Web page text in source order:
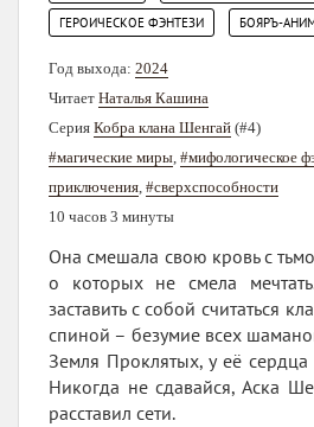
ГЕРОИЧЕСКОЕ ФЭНТЕЗИ БОЯРЪ-
Год выхода: 2024
Читает Наталья Кашина
Серия Кобра клана Шенгай (#4)
#магические миры, #мифологическое
приключения, #сверхспособности
10 часов 3 минуты
Она смешала свою кровь с
о которых не смела
заставить с собой считаться
спиной – безумие всех
Земля Проклятых, у её сердца
Никогда не сдавайся, Аска
расставил сети.